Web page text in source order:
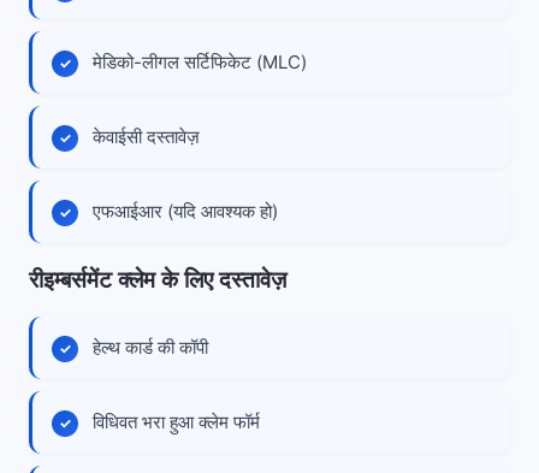
मेडिको-लीगल सर्टिफिकेट (MLC)
केवाईसी दस्तावेज़
एफआईआर (यदि आवश्यक हो)
रीइम्बर्समेंट क्लेम के लिए दस्तावेज़
हेल्थ कार्ड की कॉपी
विधिवत भरा हुआ क्लेम फॉर्म